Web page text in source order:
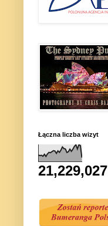
Łączna liczba wizyt
21,229,027